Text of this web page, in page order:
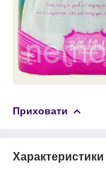
Приховати
Характеристики